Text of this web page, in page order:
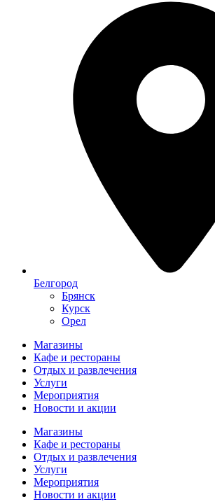
Белгород
Брянск
Курск
Орел
Магазины
Кафе и рестораны
Отдых и развлечения
Услуги
Мероприятия
Новости и акции
Магазины
Кафе и рестораны
Отдых и развлечения
Услуги
Мероприятия
Новости и акции